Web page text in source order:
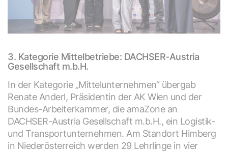
3. Kategorie Mittelbetriebe: DACHSER-Austria
Gesellschaft m.b.H.
In der Kategorie „Mittelunternehmen“ übergab
Renate Anderl, Präsidentin der AK Wien und der
Bundes-Arbeiterkammer, die amaZone an
DACHSER-Austria Gesellschaft m.b.H., ein Logistik-
und Transportunternehmen. Am Standort Himberg
in Niederösterreich werden 29 Lehrlinge in vier